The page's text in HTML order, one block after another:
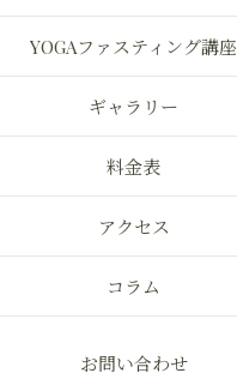
YOGAファスティング講座
ギャラリー
料金表
アクセス
コラム
お問い合わせ